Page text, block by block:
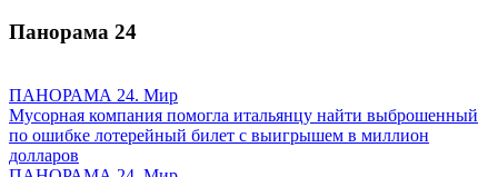
Панорама 24
ПАНОРАМА 24. Мир
Мусорная компания помогла итальянцу найти выброшенный
по ошибке лотерейный билет с выигрышем в миллион
долларов